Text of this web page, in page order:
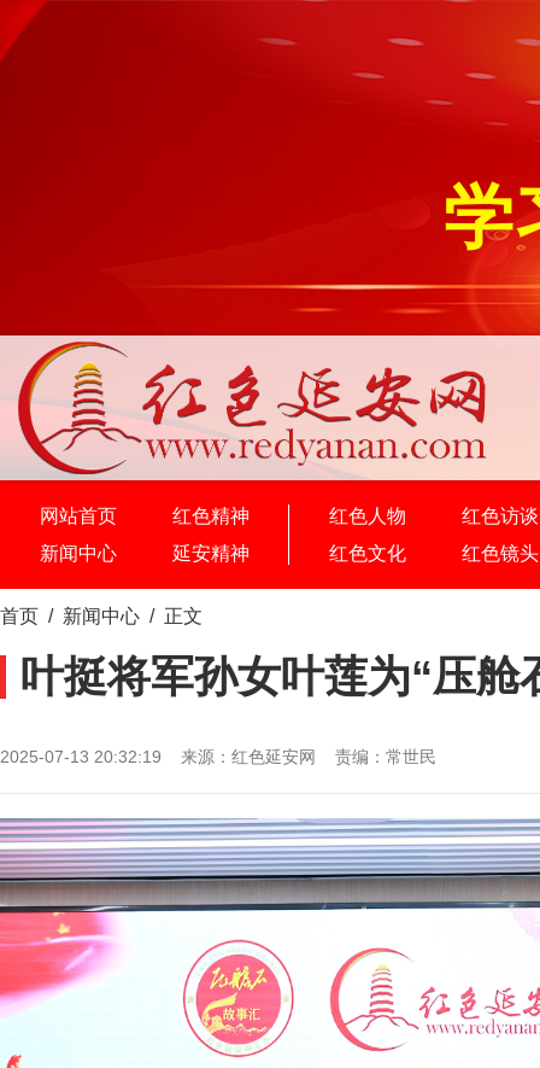
学
网站首页
红色精神
新闻中心
延安精神
红色人物
红色访谈
红色文化
红色镜头
首页 / 新闻中心 / 正文
叶挺将军孙女叶莲为“压舱
2025-07-13 20:32:19 来源：红色延安网 责编：常世民